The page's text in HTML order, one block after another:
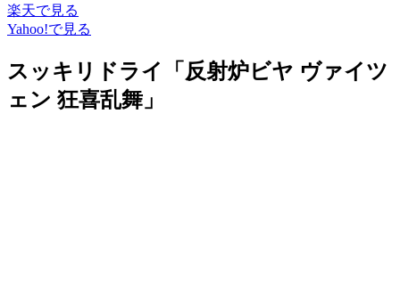
楽天で見る
Yahoo!で見る
スッキリドライ「反射炉ビヤ ヴァイツ
ェン 狂喜乱舞」